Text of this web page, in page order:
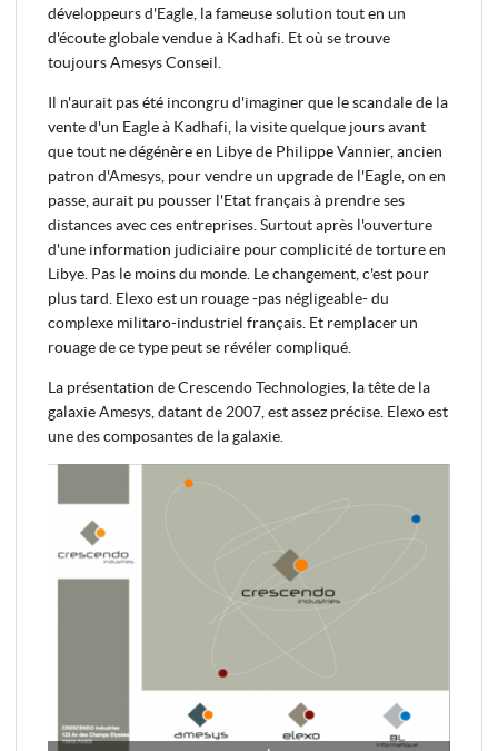
développeurs d'Eagle, la fameuse solution tout en un
d'écoute globale vendue à Kadhafi. Et où se trouve
toujours Amesys Conseil.
Il n'aurait pas été incongru d'imaginer que le scandale de la
vente d'un Eagle à Kadhafi, la visite quelque jours avant
que tout ne dégénère en Libye de Philippe Vannier, ancien
patron d'Amesys, pour vendre un upgrade de l'Eagle, on en
passe, aurait pu pousser l'Etat français à prendre ses
distances avec ces entreprises. Surtout après l'ouverture
d'une information judiciaire pour complicité de torture en
Libye. Pas le moins du monde. Le changement, c'est pour
plus tard. Elexo est un rouage -pas négligeable- du
complexe militaro-industriel français. Et remplacer un
rouage de ce type peut se révéler compliqué.
La présentation de Crescendo Technologies, la tête de la
galaxie Amesys, datant de 2007, est assez précise. Elexo est
une des composantes de la galaxie.